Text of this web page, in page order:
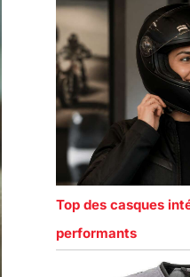
Top des casques
performants